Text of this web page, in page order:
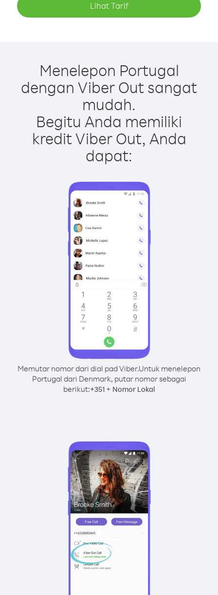
Lihat Tarif
Menelepon Portugal
dengan Viber Out sangat
mudah.
Begitu Anda memiliki
kredit Viber Out, Anda
dapat:
Memutar nomor dari dial pad Viber.Untuk menelepon
Portugal dari Denmark, putar nomor sebagai
berikut:+351+ Nomor Lokal